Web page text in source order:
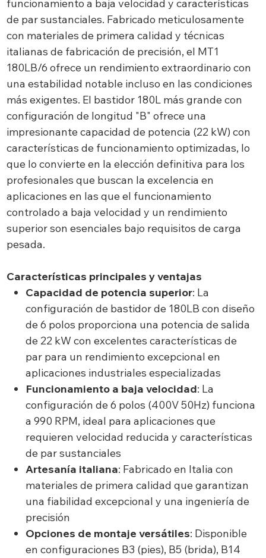
funcionamiento a baja velocidad y características
de par sustanciales. Fabricado meticulosamente
con materiales de primera calidad y técnicas
italianas de fabricación de precisión, el MT1
180LB/6 ofrece un rendimiento extraordinario con
una estabilidad notable incluso en las condiciones
más exigentes. El bastidor 180L más grande con
configuración de longitud "B" ofrece una
impresionante capacidad de potencia (22 kW) con
características de funcionamiento optimizadas, lo
que lo convierte en la elección definitiva para los
profesionales que buscan la excelencia en
aplicaciones en las que el funcionamiento
controlado a baja velocidad y un rendimiento
superior son esenciales bajo requisitos de carga
pesada.
Características principales y ventajas
Capacidad de potencia superior: La
configuración de bastidor de 180LB con diseño
de 6 polos proporciona una potencia de salida
de 22 kW con excelentes características de
par para un rendimiento excepcional en
aplicaciones industriales especializadas
Funcionamiento a baja velocidad: La
configuración de 6 polos (400V 50Hz) funciona
a 990 RPM, ideal para aplicaciones que
requieren velocidad reducida y características
de par sustanciales
Artesanía italiana: Fabricado en Italia con
materiales de primera calidad que garantizan
una fiabilidad excepcional y una ingeniería de
precisión
Opciones de montaje versátiles: Disponible
en configuraciones B3 (pies), B5 (brida), B14